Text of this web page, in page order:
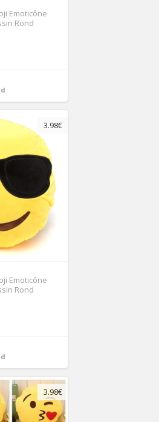
Emoticône
Rond
3.98€
Emoticône
Rond
3.98€